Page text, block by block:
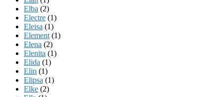
Elba (2)
Electre (1)
Eleisa (1)
Element (1)
Elena (2)
Elenita (1)
Elida (1)
Elin (1)
Elipsa (1)
Elke (2)